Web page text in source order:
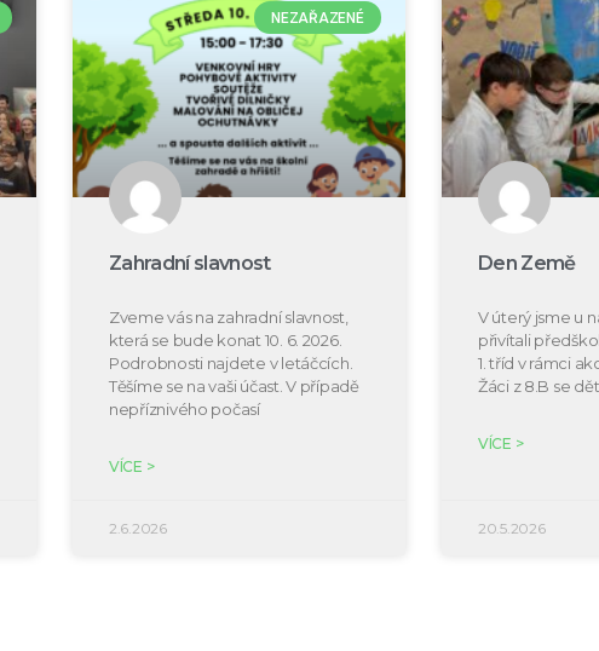
NEZAŘAZENÉ
Zahradní slavnost
Zveme vás na zahradní slavnost,
která se bude konat 10. 6. 2026.
Podrobnosti najdete v letáčcích.
Těšíme se na vaši účast. V případě
nepříznivého počasí
VÍCE >
2.6.2026
Den Země
V úterý jsme u
přivítali
1. tříd v rámci
Žáci z 8.B se
VÍCE >
20.5.2026